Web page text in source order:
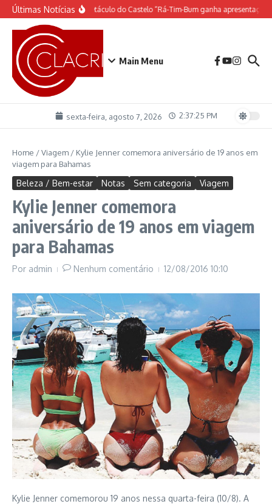
Ir para o conteúdo
Últimas NotíciasO espetáculo do Castelo “Rá-Tim-Bum ganha apresentação
Main Menu
sexta-feira, agosto 7, 2026 2:37:26 PM
Home /Viagem / Kylie Jenner comemora aniversário de 19 anos em
viagem para Bahamas
Beleza / Bem-estar Notas Sem categoria Viagem
Kylie Jenner comemora
aniversário de 19 anos em viagem
para Bahamas
Por admin Nenhum comentário 12/08/2016 10:10
Kylie Jenner comemorou 19 anos nessa quarta-feira (10/8). A